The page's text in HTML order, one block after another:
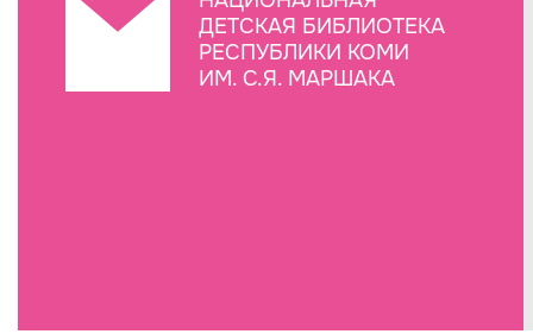
ДЕТСКАЯ БИБЛИОТЕКА
РЕСПУБЛИКИ КОМИ
ИМ. С.Я. МАРШАКА